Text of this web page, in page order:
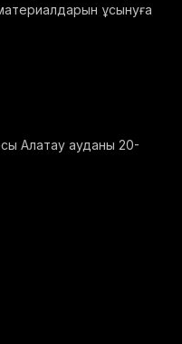
ұсынуға
Алатау ауданы 20-